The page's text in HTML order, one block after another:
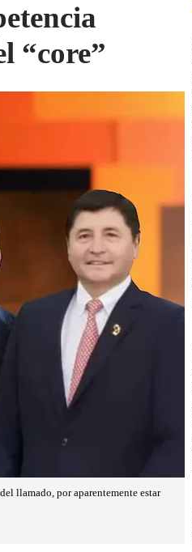
“core”
llamado, por aparentemente estar